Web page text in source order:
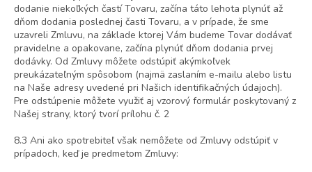
dodanie niekoľkých častí Tovaru, začína táto lehota plynúť až
dňom dodania poslednej časti Tovaru, a v prípade, že sme
uzavreli Zmluvu, na základe ktorej Vám budeme Tovar dodávať
pravidelne a opakovane, začína plynúť dňom dodania prvej
dodávky. Od Zmluvy môžete odstúpiť akýmkoľvek
preukázateľným spôsobom (najmä zaslaním e-mailu alebo listu
na Naše adresy uvedené pri Našich identifikačných údajoch).
Pre odstúpenie môžete využiť aj vzorový formulár poskytovaný z
Našej strany, ktorý tvorí prílohu č. 2
8.3 Ani ako spotrebiteľ však nemôžete od Zmluvy odstúpiť v
prípadoch, keď je predmetom Zmluvy: